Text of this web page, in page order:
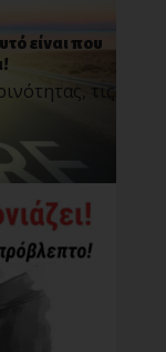
είναι που
τις